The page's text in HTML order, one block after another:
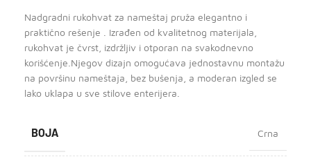
Nadgradni rukohvat za nameštaj pruža elegantno i
praktično rešenje . Izrađen od kvalitetnog materijala,
rukohvat je čvrst, izdržljiv i otporan na svakodnevno
korišćenje.Njegov dizajn omogućava jednostavnu montažu
na površinu nameštaja, bez bušenja, a moderan izgled se
lako uklapa u sve stilove enterijera.
BOJA Crna